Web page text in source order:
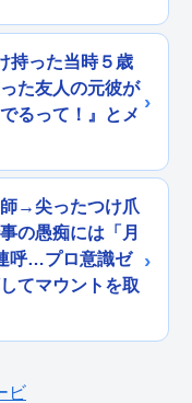
持った当時５歳
た友人の元彼が
るって！』とメ
→尖ったつけ爪
の愚痴には「月
呼…プロ意識ゼ
てマウントを取